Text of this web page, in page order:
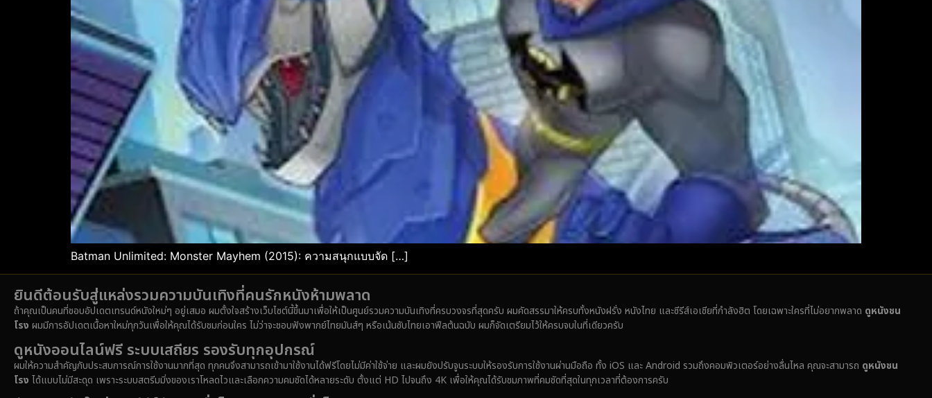
Batman Unlimited: Monster Mayhem (2015): ความสนุกแบบจัด […]
ยินดีต้อนรับสู่แหล่งรวมความบันเทิงที่คนรักหนังห้ามพลาด
ถ้าคุณเป็นคนที่ชอบอัปเดตเทรนด์หนังใหม่ๆ อยู่เสมอ ผมตั้งใจสร้างเว็บไซต์นี้ขึ้นมาเพื่อให้เป็นศูนย์รวมความบันเทิงที่ครบวงจรที่สุดครับ ผมคัดสรรมาให้ครบทั้งหนังฝรั่ง หนังไทย และซีรีส์เอเชียที่กำลังฮิต โดยเฉพาะใครที่ไม่อยากพลาด ดูหนังชน
โรง ผมมีการอัปเดตเนื้อหาใหม่ทุกวันเพื่อให้คุณได้รับชมก่อนใคร ไม่ว่าจะชอบฟังพากย์ไทยมันส์ๆ หรือเน้นซับไทยเอาฟีลต้นฉบับ ผมก็จัดเตรียมไว้ให้ครบจบในที่เดียวครับ
ดูหนังออนไลน์ฟรี ระบบเสถียร รองรับทุกอุปกรณ์
ผมให้ความสำคัญกับประสบการณ์การใช้งานมากที่สุด ทุกคนจึงสามารถเข้ามาใช้งานได้ฟรีโดยไม่มีค่าใช้จ่าย และผมยังปรับจูนระบบให้รองรับการใช้งานผ่านมือถือ ทั้ง iOS และ Android รวมถึงคอมพิวเตอร์อย่างลื่นไหล คุณจะสามารถ ดูหนังชน
โรง ได้แบบไม่มีสะดุด เพราะระบบสตรีมมิ่งของเราโหลดไวและเลือกความคมชัดได้หลายระดับ ตั้งแต่ HD ไปจนถึง 4K เพื่อให้คุณได้รับชมภาพที่คมชัดที่สุดในทุกเวลาที่ต้องการครับ